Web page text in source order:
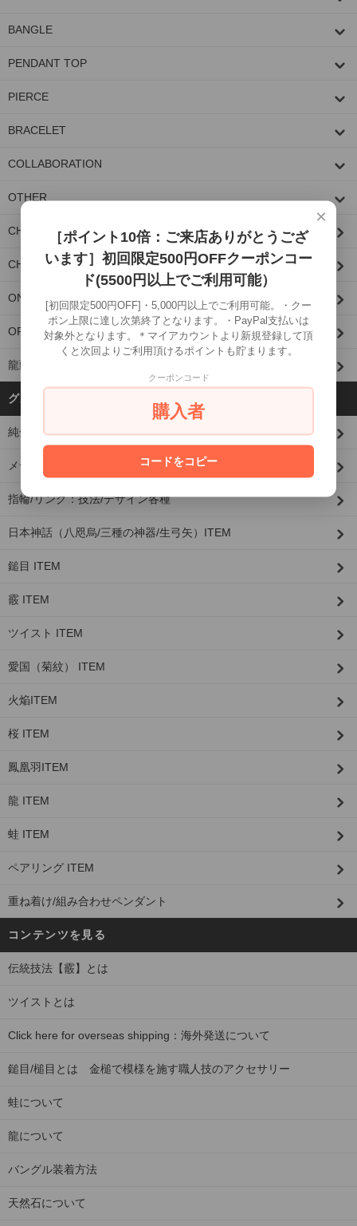
BANGLE
PENDANT TOP
PIERCE
BRACELET
COLLABORATION
OTHER
CHAIN PARTS/CUSTOM PARTS
CHAIN
ONE MAKE ITEM
OPTION
龍頭限定
グループから探す
純金(K24)×シルバーシリーズ
メディア
指輪/リング：技法/デザイン各種
日本神話（八咫烏/三種の神器/生弓矢）ITEM
鎚目 ITEM
霰 ITEM
ツイスト ITEM
愛国（菊紋） ITEM
火焔ITEM
桜 ITEM
鳳凰羽ITEM
龍 ITEM
蛙 ITEM
ペアリング ITEM
重ね着け/組み合わせペンダント
コンテンツを見る
伝統技法【霰】とは
ツイストとは
Click here for overseas shipping：海外発送について
鎚目/槌目とは 金槌で模様を施す職人技のアクセサリー
蛙について
龍について
バングル装着方法
天然石について
×
［ポイント10倍：ご来店ありがとうござ
います］初回限定500円OFFクーポンコー
ド(5500円以上でご利用可能）
[初回限定500円OFF]・5,000円以上でご利用可能。・クー
ポン上限に達し次第終了となります。・PayPal支払いは
対象外となります。＊マイアカウントより新規登録して頂
くと次回よりご利用頂けるポイントも貯まります。
クーポンコード
購入者
コードをコピー